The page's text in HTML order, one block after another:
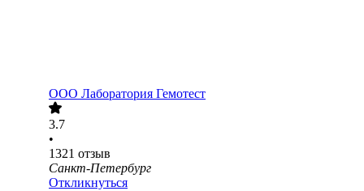
ООО Лаборатория Гемотест
3.7
•
1321 отзыв
Санкт-Петербург
Откликнуться